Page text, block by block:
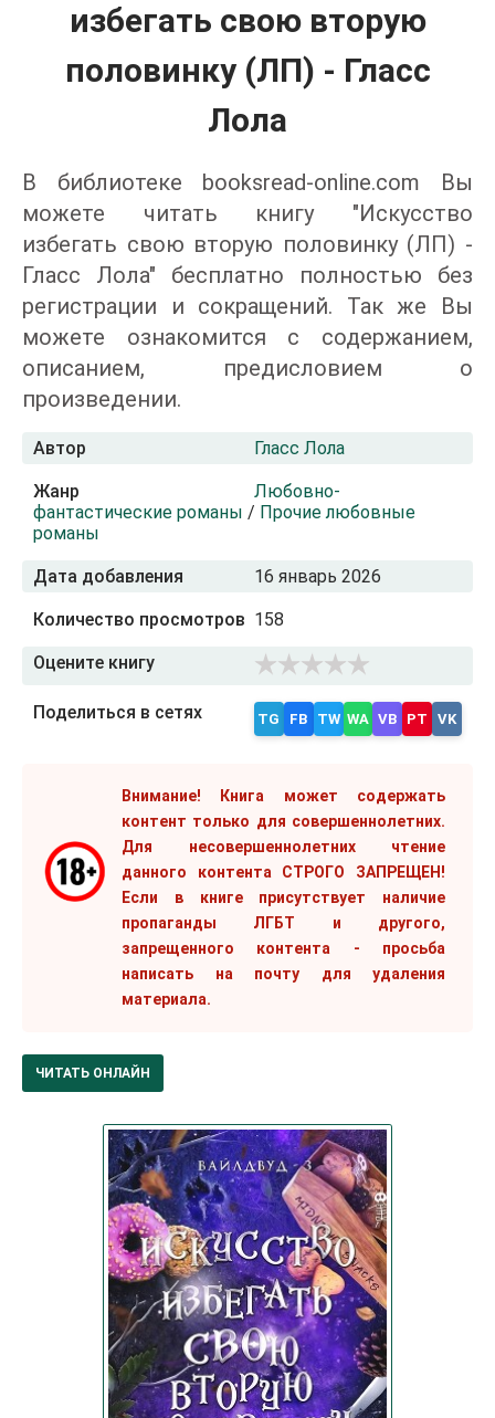
избегать свою вторую
половинку (ЛП) - Гласс
Лола
В библиотеке booksread-online.com Вы
можете читать книгу "Искусство
избегать свою вторую половинку (ЛП) -
Гласс Лола" бесплатно полностью без
регистрации и сокращений. Так же Вы
можете ознакомится с содержанием,
описанием, предисловием о
произведении.
Автор Гласс Лола
Жанр
Любовно-
фантастические романы / Прочие любовные
романы
Дата добавления 16 январь 2026
Количество просмотров 158
Оцените книгу
Поделиться в сетях TG FB TW WA VB PT VK
Внимание! Книга может содержать
контент только для совершеннолетних.
Для несовершеннолетних чтение
данного контента СТРОГО ЗАПРЕЩЕН!
Если в книге присутствует наличие
пропаганды ЛГБТ и другого,
запрещенного контента - просьба
написать на почту для удаления
материала.
ЧИТАТЬ ОНЛАЙН